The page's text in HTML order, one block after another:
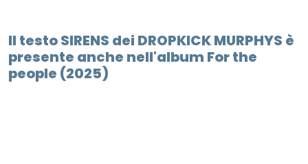
Il testo SIRENS dei DROPKICK MURPHYS è
presente anche nell'album For the
people (2025)